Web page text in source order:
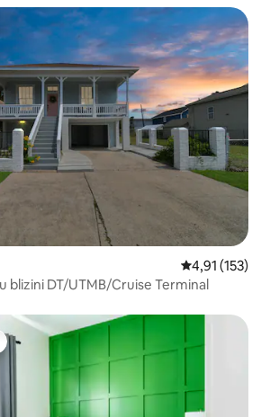
Prosječna
4,91 (153)
blizini DT/UTMB/Cruise Terminal
s oznakom „Odabrali gosti”